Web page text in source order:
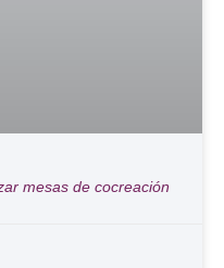
mesas de cocreación